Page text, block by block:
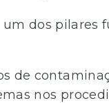
um dos
de
nos